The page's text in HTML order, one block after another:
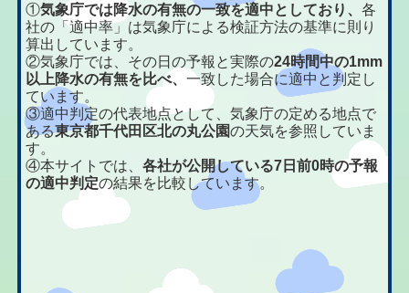
①気象庁では降水の有無の一致を適中としており、各
社の「適中率」は気象庁による検証方法の基準に則り
算出しています。
②気象庁では、その日の予報と実際の24時間中の1mm
以上降水の有無を比べ、一致した場合に適中と判定し
ています。
③適中判定の代表地点として、気象庁の定める地点で
ある東京都千代田区北の丸公園の天気を参照していま
す。
④本サイトでは、各社が公開している7日前0時の予報
の適中判定の結果を比較しています。